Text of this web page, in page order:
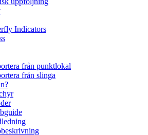
Indicators
från punktlokal
från slinga